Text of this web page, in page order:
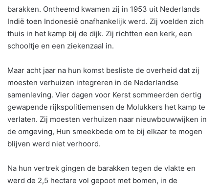
barakken. Ontheemd kwamen zij in 1953 uit Nederlands
Indië toen Indonesië onafhankelijk werd. Zij voelden zich
thuis in het kamp bij de dijk. Zij richtten een kerk, een
schooltje en een ziekenzaal in.
Maar acht jaar na hun komst besliste de overheid dat zij
moesten verhuizen integreren in de Nederlandse
samenleving. Vier dagen voor Kerst sommeerden dertig
gewapende rijkspolitiemensen de Molukkers het kamp te
verlaten. Zij moesten verhuizen naar nieuwbouwwijken in
de omgeving, Hun smeekbede om te bij elkaar te mogen
blijven werd niet verhoord.
Na hun vertrek gingen de barakken tegen de vlakte en
werd de 2,5 hectare vol gepoot met bomen, in de